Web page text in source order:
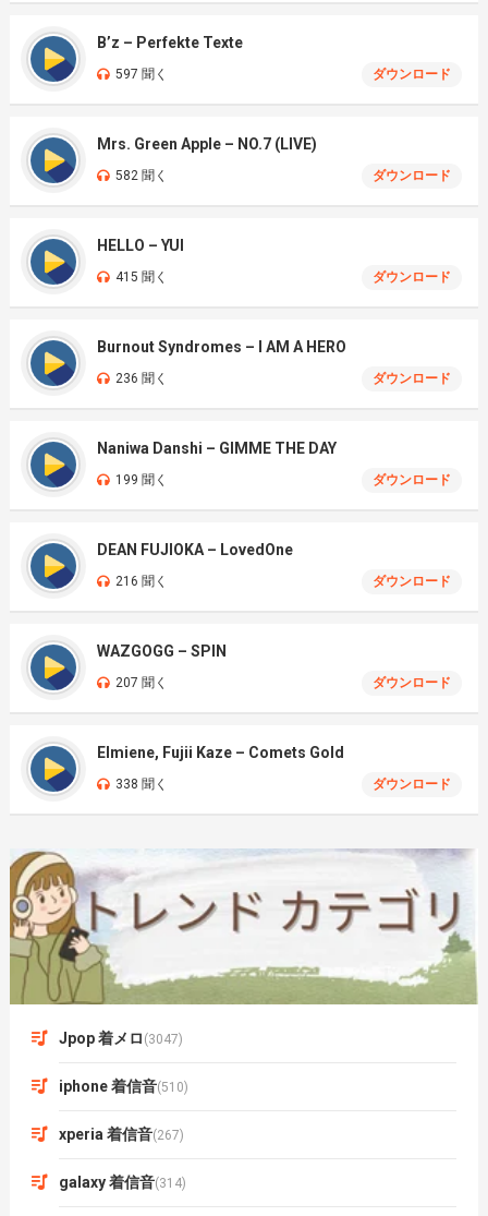
B’z – Perfekte Texte
597 聞く ダウンロード
Mrs. Green Apple – NO.7 (LIVE)
582 聞く ダウンロード
HELLO – YUI
415 聞く ダウンロード
Burnout Syndromes – I AM A HERO
236 聞く ダウンロード
Naniwa Danshi – GIMME THE DAY
199 聞く ダウンロード
DEAN FUJIOKA – LovedOne
216 聞く ダウンロード
WAZGOGG – SPIN
207 聞く ダウンロード
Elmiene, Fujii Kaze – Comets Gold
338 聞く ダウンロード
Jpop 着メロ (3047)
iphone 着信音(510)
xperia 着信音(267)
galaxy 着信音(314)